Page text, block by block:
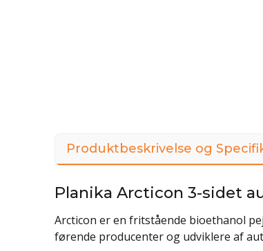
Produktbeskrivelse og
Planika Arcticon 3-sidet
Arcticon er en fritstående bioethanol
førende producenter og udviklere af